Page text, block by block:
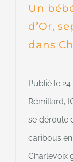
Un
d’Or,
dans
Publié le
Rémillard,
se déroule
caribous
Charlevoix